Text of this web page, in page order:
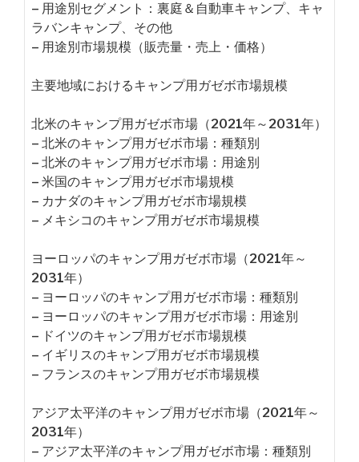
– 用途別セグメント：裏庭＆自動車キャンプ、キャ
ラバンキャンプ、その他
– 用途別市場規模（販売量・売上・価格）
主要地域におけるキャンプ用ガゼボ市場規模
北米のキャンプ用ガゼボ市場（2021年～2031年）
– 北米のキャンプ用ガゼボ市場：種類別
– 北米のキャンプ用ガゼボ市場：用途別
– 米国のキャンプ用ガゼボ市場規模
– カナダのキャンプ用ガゼボ市場規模
– メキシコのキャンプ用ガゼボ市場規模
ヨーロッパのキャンプ用ガゼボ市場（2021年～
2031年）
– ヨーロッパのキャンプ用ガゼボ市場：種類別
– ヨーロッパのキャンプ用ガゼボ市場：用途別
– ドイツのキャンプ用ガゼボ市場規模
– イギリスのキャンプ用ガゼボ市場規模
– フランスのキャンプ用ガゼボ市場規模
アジア太平洋のキャンプ用ガゼボ市場（2021年～
2031年）
– アジア太平洋のキャンプ用ガゼボ市場：種類別